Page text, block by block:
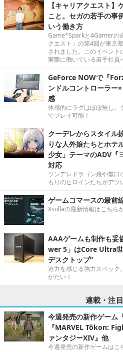
【キャリアクエスト
こと。セガの若手の事
いう働き方
Game*Sparkと4Gamerの
クエスト」の第4回が東京
されました。このイベン
実際に働いている若手社員
GeForce NOWで『
ンドルコントローラー
感
体感的にラグはほぼ無し。
でプレイ可能！
クーデレからスタイル
りな人外娘たちとホテ
少女」テーマのADV『
対応
ツンデレドラゴン娘や無口
もりのヒロインたちがアツ
ゲームコマースの最前
Xsollaの最新情報はこちら
AAAゲームも制作も
wer 5」はCore Ultra
デスクトップ”
迫力を感じる強力スペック
がたい！
連載・注
今週発売の新作ゲーム
『MARVEL Tōkon:
ァンタジーXIV』他
今週発売の新作ゲームはこ